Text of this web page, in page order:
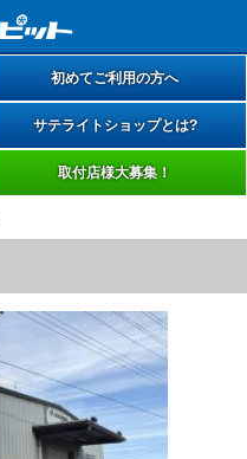
初めてご利用の方へ
サテライトショップとは?
取付店様大募集！